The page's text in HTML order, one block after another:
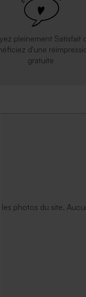
pleinement Satisfait
d'une
gratuite
photos du site.